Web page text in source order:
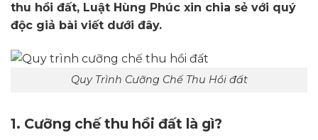
thu hồi đất, Luật Hùng Phúc xin chia sẻ với quý
độc giả bài viết dưới đây.
Quy Trình Cưỡng Chế Thu Hồi đất
1. Cưỡng chế thu hồi đất là gì?